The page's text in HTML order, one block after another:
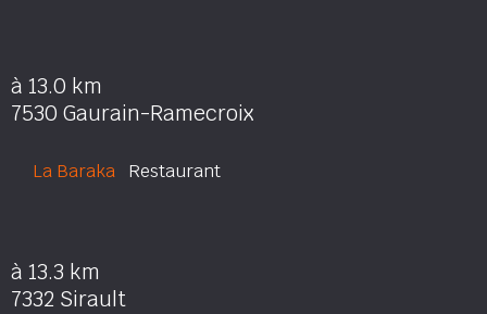
à 13.0 km
7530 Gaurain-Ramecroix
La Baraka Restaurant
à 13.3 km
7332 Sirault